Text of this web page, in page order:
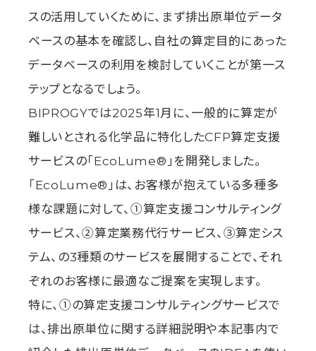
スの活用していくために、まず排出原単位データ
ベースの基本を確認し、自社の算定目的にあった
データベースの利用を検討していくことが第一ス
テップとなるでしょう。
BIPROGYでは2025年1月に、一般的に算定が
難しいとされる化学品に特化したCFP算定支援
サービスの「EcoLume®」を開発しました。
「EcoLume®」は、お客様が抱えている多種多
様な課題に対して、①算定支援コンサルティング
サービス、②算定業務代行サービス、③算定シス
テム、の3種類のサービスを展開することで、それ
ぞれのお客様に最適なご提案を実現します。
特に、①の算定支援コンサルティングサービスで
は、排出原単位に関する詳細説明や本記事内で